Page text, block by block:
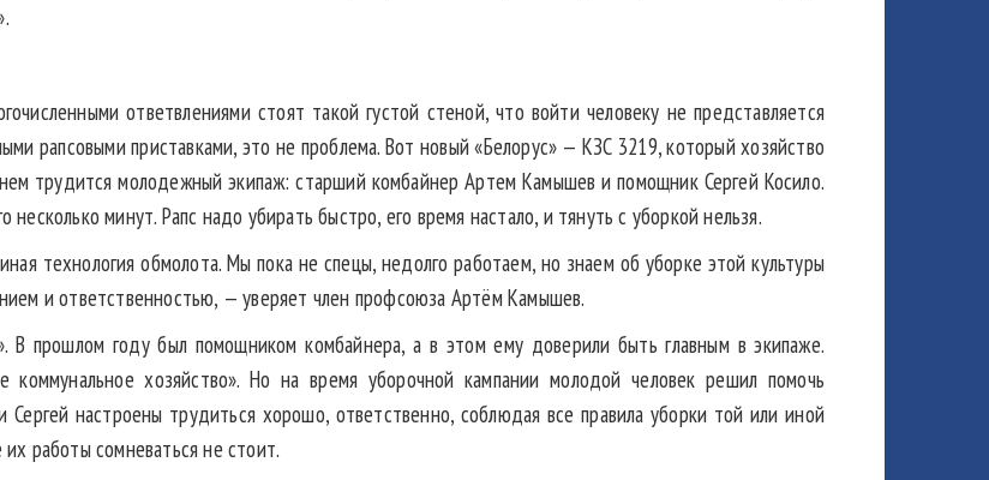
ответвлениями стоят такой густой стеной, что войти человеку не представляется
рапсовыми приставками, это не проблема. Вот новый «Белорус» — КЗС 3219, который хозяйство
трудится молодежный экипаж: старший комбайнер Артем Камышев и помощник Сергей Косило.
минут. Рапс надо убирать быстро, его время настало, и тянуть с уборкой нельзя.
технология обмолота. Мы пока не спецы, недолго работаем, но знаем об уборке этой культуры
и ответственностью, — уверяет член профсоюза Артём Камышев.
В прошлом году был помощником комбайнера, а в этом ему доверили быть главным в экипаже.
хозяйство». Но на время уборочной кампании молодой человек решил помочь
настроены трудиться хорошо, ответственно, соблюдая все правила уборки той или иной
их работы сомневаться не стоит.